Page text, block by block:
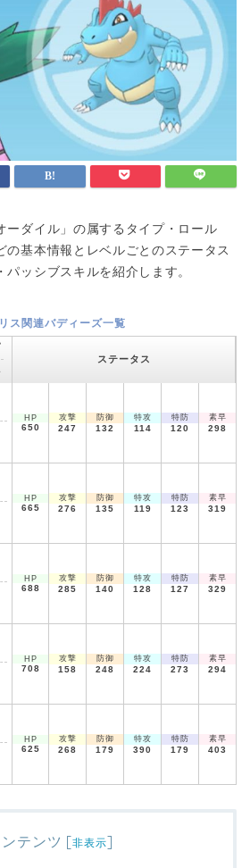
ーダイル」の属するタイプ・ロール
の基本情報とレベルごとのステータス
パッシブスキルを紹介します。
ス関連バディーズ一覧
ステータス
HP
650
攻撃
247
防御
132
特攻
114
特防
120
素早
298
HP
665
攻撃
276
防御
135
特攻
119
特防
123
素早
319
HP
688
攻撃
285
防御
140
特攻
128
特防
127
素早
329
HP
708
攻撃
158
防御
248
特攻
224
特防
273
素早
294
HP
625
攻撃
268
防御
179
特攻
390
特防
179
素早
403
テンツ [非表示]